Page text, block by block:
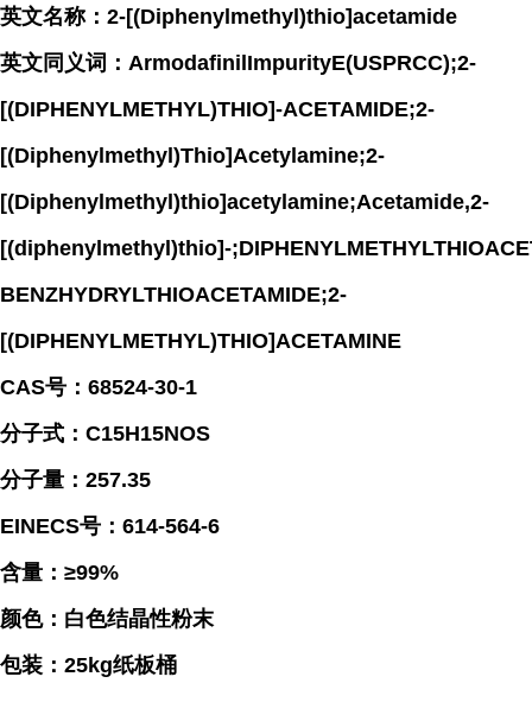
英文名称：2-[(Diphenylmethyl)thio]acetamide
英文同义词：ArmodafinilImpurityE(USPRCC);2-
[(DIPHENYLMETHYL)THIO]-ACETAMIDE;2-
[(Diphenylmethyl)Thio]Acetylamine;2-
[(Diphenylmethyl)thio]acetylamine;Acetamide,2-
[(diphenylmethyl)thio]-
BENZHYDRYLTHIOACETAMIDE;2-
[(DIPHENYLMETHYL)THIO]ACETAMINE
CAS号：68524-30-1
分子式：C15H15NOS
分子量：257.35
EINECS号：614-564-6
含量：≥99%
颜色：白色结晶性粉末
包装：25kg纸板桶